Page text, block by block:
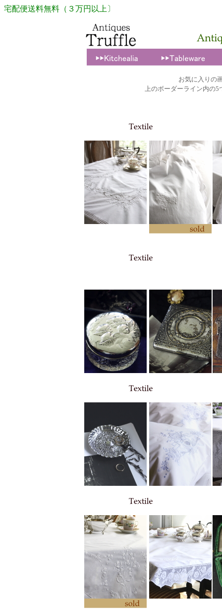
宅配便送料無料（３万円以上〕
お気に入りの
上のボーダーライン内の5